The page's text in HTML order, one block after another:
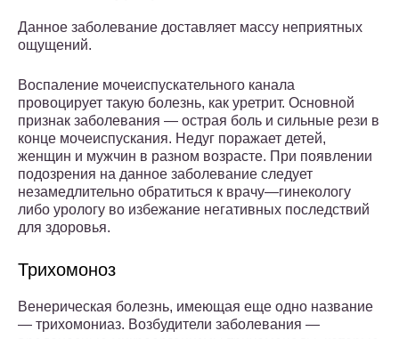
Данное заболевание доставляет массу неприятных
ощущений.
Воспаление мочеиспускательного канала
провоцирует такую болезнь, как уретрит. Основной
признак заболевания — острая боль и сильные рези в
конце мочеиспускания. Недуг поражает детей,
женщин и мужчин в разном возрасте. При появлении
подозрения на данное заболевание следует
незамедлительно обратиться к врачу—гинекологу
либо урологу во избежание негативных последствий
для здоровья.
Трихомоноз
Венерическая болезнь, имеющая еще одно название
— трихомониаз. Возбудители заболевания —